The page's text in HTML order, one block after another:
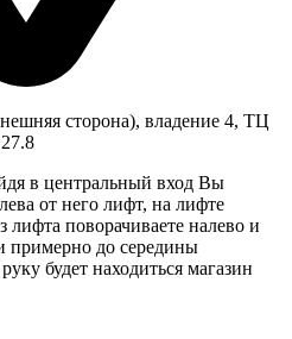
сторона), владение 4, ТЦ
в центральный вход Вы
от него лифт, на лифте
лифта поворачиваете налево и
примерно до середины
будет находиться магазин